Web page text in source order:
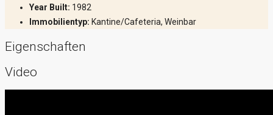
Year Built: 1982
Immobilientyp: Kantine/Cafeteria, Weinbar
Eigenschaften
Video